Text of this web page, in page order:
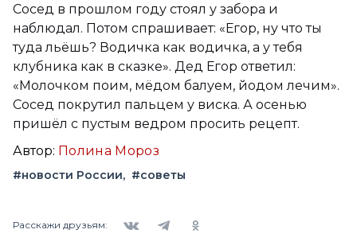
Сосед в прошлом году стоял у забора и
наблюдал. Потом спрашивает: «Егор, ну что ты
туда льёшь? Водичка как водичка, а у тебя
клубника как в сказке». Дед Егор ответил:
«Молочком поим, мёдом балуем, йодом лечим».
Сосед покрутил пальцем у виска. А осенью
пришёл с пустым ведром просить рецепт.
Автор: Полина Мороз
#новости России #советы
Расскажи друзьям: